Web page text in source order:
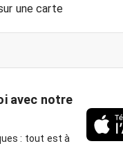
une carte
avec notre
: tout est à